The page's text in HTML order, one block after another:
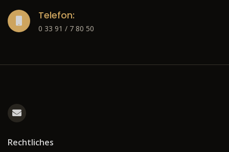
Telefon:
0 33 91 / 7 80 50
Rechtliches